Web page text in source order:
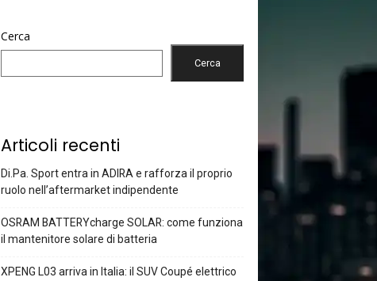
Cerca
Cerca
Articoli recenti
Di.Pa. Sport entra in ADIRA e rafforza il proprio
ruolo nell’aftermarket indipendente
OSRAM BATTERYcharge SOLAR: come funziona
il mantenitore solare di batteria
XPENG L03 arriva in Italia: il SUV Coupé elettrico